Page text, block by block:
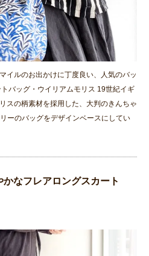
イルのお出かけに丁度良い、人気のバッ
バッグ・ウイリアムモリス 19世紀イギ
スの柄素材を採用した、大判のきんちゃ
ーのバッグをデザインベースにしてい
かなフレアロングスカート